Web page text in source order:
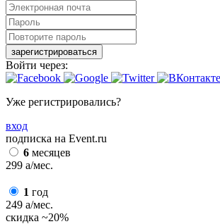
зарегистрироваться
Войти через:
Уже регистрировались?
вход
подписка на Event.ru
6 месяцев
299 a/мес.
1 год
249 a/мес.
скидка ~20%